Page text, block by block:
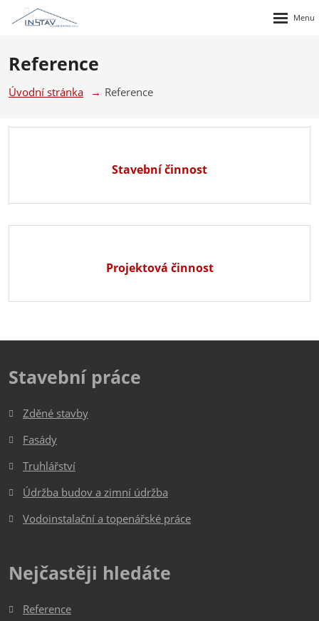
Reference
Úvodní stránka Reference
Stavební činnost
Projektová činnost
Stavební práce
Zděné stavby
Fasády
Truhlářství
Údržba budov a zimní údržba
Vodoinstalační a topenářské práce
Nejčastěji hledáte
Reference